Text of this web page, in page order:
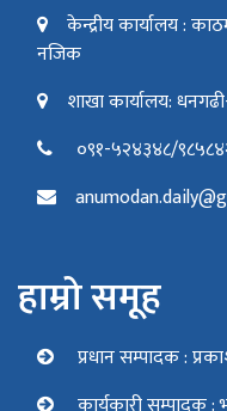
केन्द्रीय कार्यालय :
नजिक
शाखा कार्यालय:
०९१-५२४३४८/
हाम्रो समूह
प्रधान सम्पादक :